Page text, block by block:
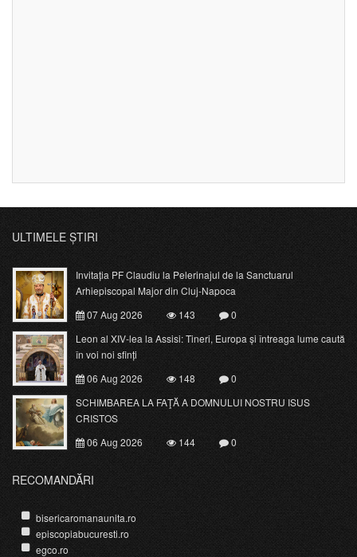
ULTIMELE ȘTIRI
Invitația PF Claudiu la Pelerinajul de la Sanctuarul
Arhiepiscopal Major din Cluj-Napoca
07 Aug 2026
143
0
Leon al XIV-lea la Assisi: Tineri, Europa și întreaga lume caută
în voi noi sfinți
06 Aug 2026
148
0
SCHIMBAREA LA FAŢĂ A DOMNULUI NOSTRU ISUS
CRISTOS
06 Aug 2026
144 0
RECOMANDĂRI
bisericaromanaunita.ro
episcopiabucuresti.ro
egco.ro